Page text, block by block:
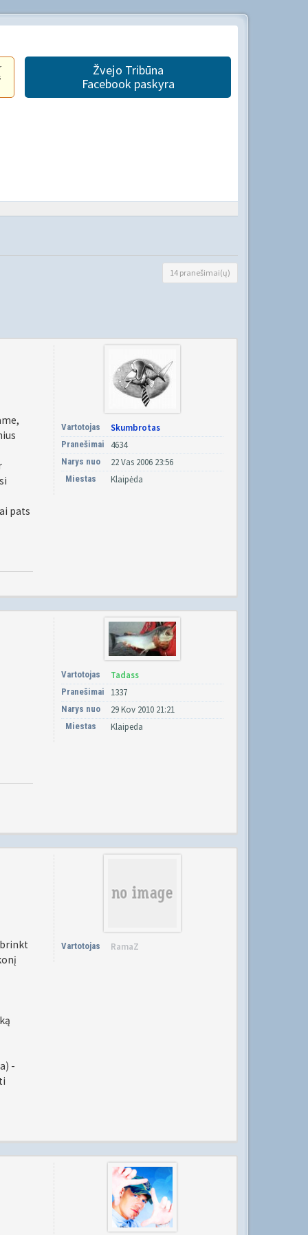
Žvejo Tribūna
Facebook paskyra
14 pranešimai(ų)
pats
Vartotojas Skumbrotas
Pranešimai 4634
Narys nuo 22 Vas 2006 23:56
Miestas Klaipėda
Vartotojas Tadass
Pranešimai 1337
Narys nuo 29 Kov 2010 21:21
Miestas Klaipeda
-
Vartotojas RamaZ